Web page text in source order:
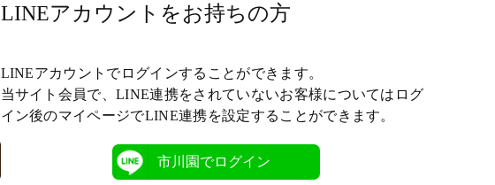
LINEアカウントをお持ちの方
LINEアカウントでログインすることができます。
当サイト会員で、LINE連携をされていないお客様についてはログ
イン後のマイページでLINE連携を設定することができます。
市川園でログイン